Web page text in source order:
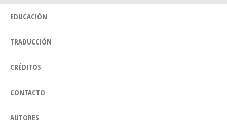
EDUCACIÓN
TRADUCCIÓN
CRÉDITOS
CONTACTO
AUTORES